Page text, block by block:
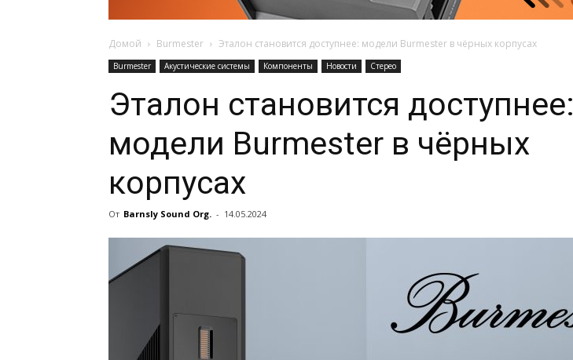
Домой Burmester Эталон становится доступнее: модели Burmester в чёрных корпусах
Burmester Акустические системы Компоненты Новости Стерео
Эталон становится доступнее:
модели Burmester в чёрных
корпусах
От Barnsly Sound Org. - 14.05.2024